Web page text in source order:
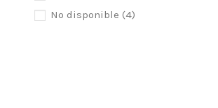
No disponible (4)